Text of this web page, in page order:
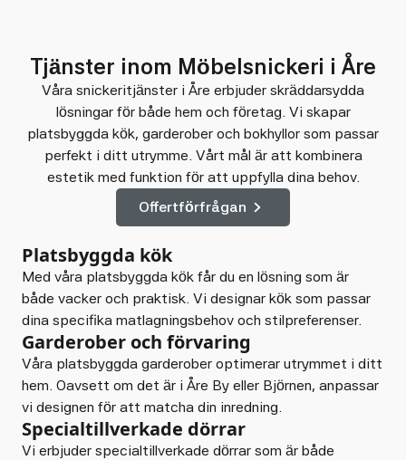
Tjänster inom Möbelsnickeri i Åre
Våra snickeritjänster i Åre erbjuder skräddarsydda
lösningar för både hem och företag. Vi skapar
platsbyggda kök, garderober och bokhyllor som passar
perfekt i ditt utrymme. Vårt mål är att kombinera
estetik med funktion för att uppfylla dina behov.
Offertförfrågan
Platsbyggda kök
Med våra platsbyggda kök får du en lösning som är
både vacker och praktisk. Vi designar kök som passar
dina specifika matlagningsbehov och stilpreferenser.
Garderober och förvaring
Våra platsbyggda garderober optimerar utrymmet i ditt
hem. Oavsett om det är i Åre By eller Björnen, anpassar
vi designen för att matcha din inredning.
Specialtillverkade dörrar
Vi erbjuder specialtillverkade dörrar som är både